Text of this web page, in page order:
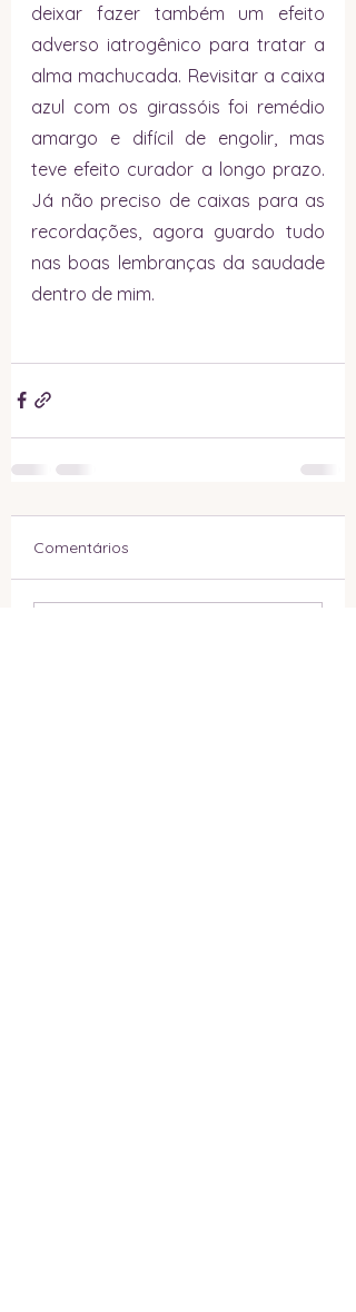
deixar fazer também um efeito
adverso iatrogênico para tratar a
alma machucada. Revisitar a caixa
azul com os girassóis foi remédio
amargo e difícil de engolir, mas
teve efeito curador a longo prazo.
Já não preciso de caixas para as
recordações, agora guardo tudo
nas boas lembranças da saudade
dentro de mim.
Comentários